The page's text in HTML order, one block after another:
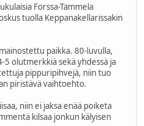
Forssa-Tammela
tuolla Keppanakellarissakin
paikka. 80-luvulla,
5 olutmerkkiä sekä yhdessä ja
pippuripihvejä, niin tuo
piristävä vaihtoehto.
niin ei jaksa enää poiketa
kilsaa jonkun kälyisen